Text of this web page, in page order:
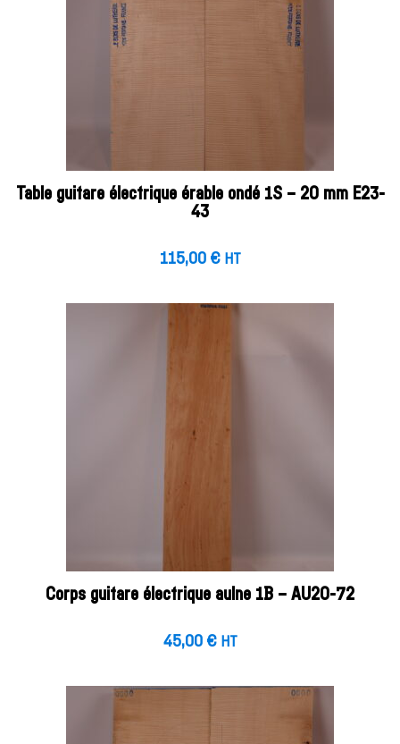
Table guitare électrique érable ondé 1S – 20 mm E23-
43
115,00 € HT
Corps guitare électrique aulne 1B – AU20-72
45,00 € HT